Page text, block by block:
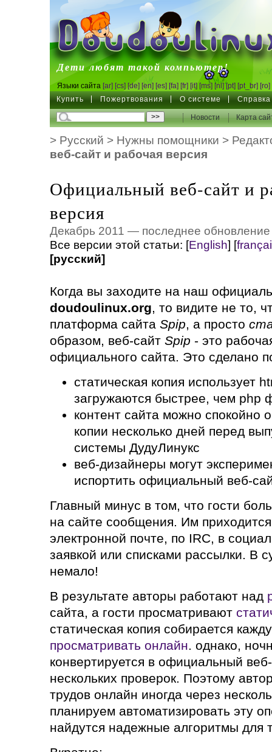
DoudouLinux
Дети любят такой компьютер!
Языки сайта [ar] [cs] [de] [en] [es] [fa] [fr] [it] [ms] [nl] [pt] [pt_br] [ro]
Купить Пожертвования О системе Справка
Новости Карта
> Русский > Нужны помощники >
веб-сайт и рабочая версия
Официальный веб-сайт и
версия
Декабрь 2011 — последнее обновление
Все версии этой статьи: [English] [
[русский]
Когда вы заходите на наш
doudoulinux.org, то видите не то,
платформа сайта Spip, а просто
образом, веб-сайт Spip - это
официального сайта. Это сделано
статическая копия использует
загружаются быстрее, чем php
контент сайта можно спокойно
копии несколько дней перед
системы ДудуЛинукс
веб-дизайнеры могут
испортить официальный веб-
Главный минус в том, что гости
на сайте сообщения. Им
электронной почте, по IRC, в
заявкой или списками рассылки. В
немало!
В результате авторы работают над
сайта, а гости просматривают
статическая копия собирается
просматривать онлайн. однако,
конвертируется в официальный
нескольких проверок. Поэтому
трудов онлайн иногда через
планируем автоматизировать эту
найдутся надежные алгоритмы для